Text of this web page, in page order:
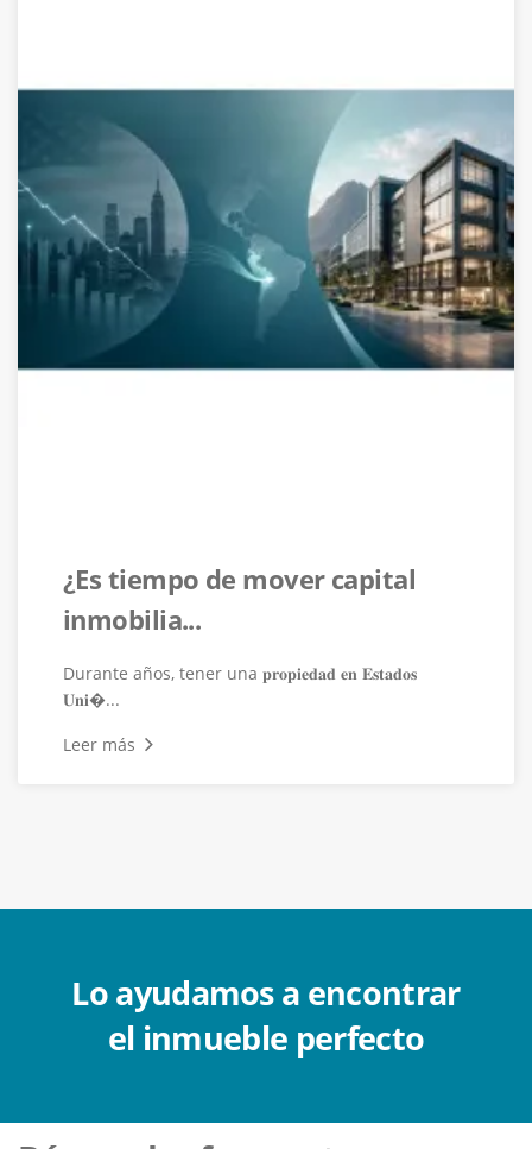
¿Es tiempo de mover capital
inmobilia...
Durante años, tener una 𝐩𝐫𝐨𝐩𝐢𝐞𝐝𝐚𝐝 𝐞𝐧 𝐄𝐬𝐭𝐚𝐝𝐨𝐬
𝐔𝐧𝐢�...
Leer más
Lo ayudamos a encontrar
el inmueble perfecto